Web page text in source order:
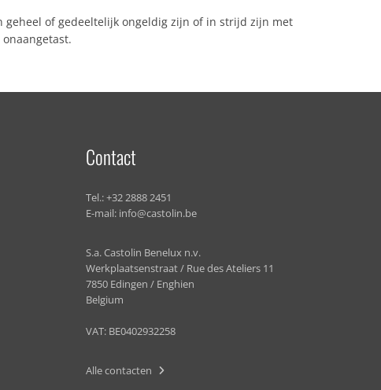
of gedeeltelijk ongeldig zijn of in strijd zijn met
Contact
Tel.:+32 2888 2451
E-mail: info@castolin.be
S.a. Castolin Benelux n.v.
Werkplaatsenstraat / Rue des Ateliers 11
7850 Edingen / Enghien
Belgium
VAT: BE0402932258
Alle contacten